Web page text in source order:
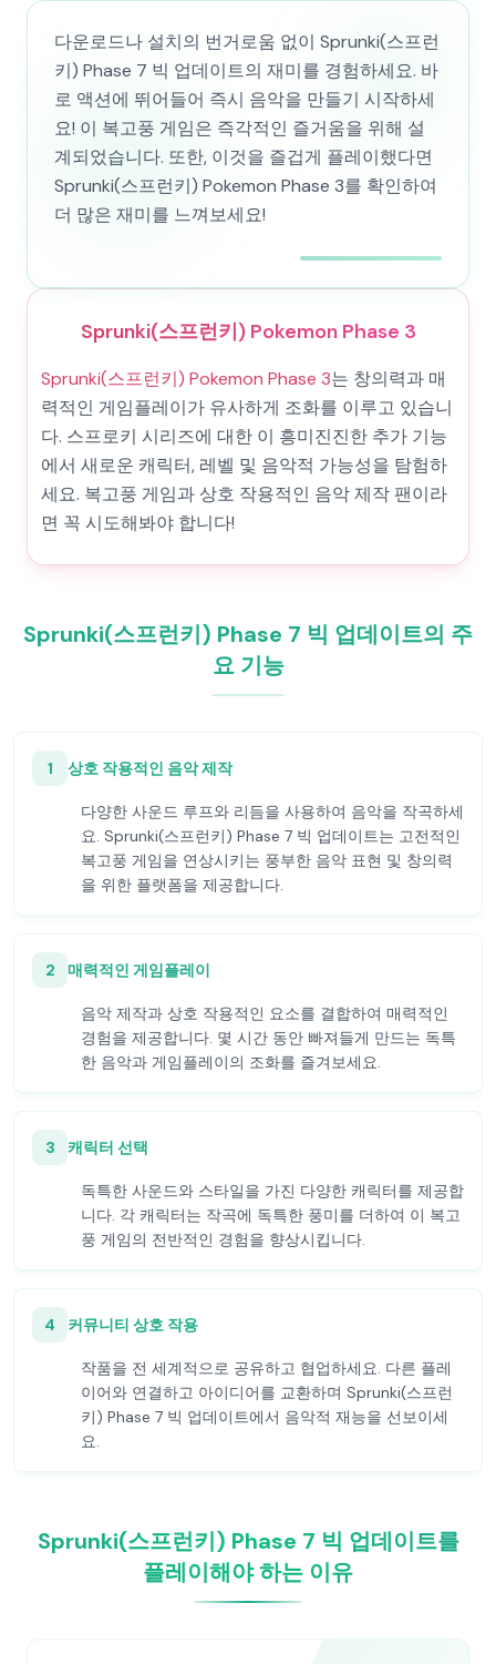
다운로드나 설치의 번거로움 없이 Sprunki(스프런
키) Phase 7 빅 업데이트의 재미를 경험하세요. 바
로 액션에 뛰어들어 즉시 음악을 만들기 시작하세
요! 이 복고풍 게임은 즉각적인 즐거움을 위해 설
계되었습니다. 또한, 이것을 즐겁게 플레이했다면
Sprunki(스프런키) Pokemon Phase 3를 확인하여
더 많은 재미를 느껴보세요!
Sprunki(스프런키) Pokemon Phase 3
Sprunki(스프런키) Pokemon Phase 3는 창의력과 매
력적인 게임플레이가 유사하게 조화를 이루고 있습니
다. 스프로키 시리즈에 대한 이 흥미진진한 추가 기능
에서 새로운 캐릭터, 레벨 및 음악적 가능성을 탐험하
세요. 복고풍 게임과 상호 작용적인 음악 제작 팬이라
면 꼭 시도해봐야 합니다!
Sprunki(스프런키) Phase 7 빅 업데이트의 주
요 기능
1 상호 작용적인 음악 제작
다양한 사운드 루프와 리듬을 사용하여 음악을 작곡하세
요. Sprunki(스프런키) Phase 7 빅 업데이트는 고전적인
복고풍 게임을 연상시키는 풍부한 음악 표현 및 창의력
을 위한 플랫폼을 제공합니다.
2 매력적인 게임플레이
음악 제작과 상호 작용적인 요소를 결합하여 매력적인
경험을 제공합니다. 몇 시간 동안 빠져들게 만드는 독특
한 음악과 게임플레이의 조화를 즐겨보세요.
3 캐릭터 선택
독특한 사운드와 스타일을 가진 다양한 캐릭터를 제공합
니다. 각 캐릭터는 작곡에 독특한 풍미를 더하여 이 복고
풍 게임의 전반적인 경험을 향상시킵니다.
4 커뮤니티 상호 작용
작품을 전 세계적으로 공유하고 협업하세요. 다른 플레
이어와 연결하고 아이디어를 교환하며 Sprunki(스프런
키) Phase 7 빅 업데이트에서 음악적 재능을 선보이세
요.
Sprunki(스프런키) Phase 7 빅 업데이트를
플레이해야 하는 이유